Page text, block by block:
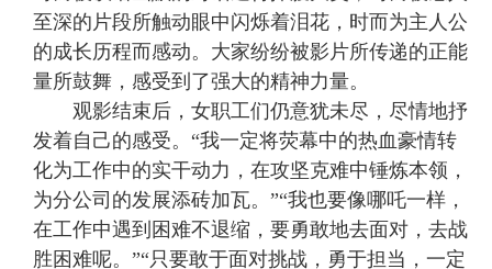
至深的片段所触动眼中闪烁着泪花，时而为主人公
的成长历程而感动。大家纷纷被影片所传递的正能
量所鼓舞，感受到了强大的精神力量。
观影结束后，女职工们仍意犹未尽，尽情地抒
发着自己的感受。“我一定将荧幕中的热血豪情转
化为工作中的实干动力，在攻坚克难中锤炼本领，
为分公司的发展添砖加瓦。”“我也要像哪吒一样，
在工作中遇到困难不退缩，要勇敢地去面对，去战
胜困难呢。”“只要敢于面对挑战，勇于担当，一定